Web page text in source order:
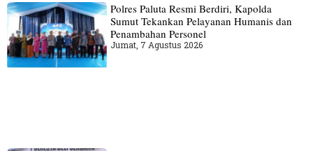
Polres Paluta Resmi Berdiri, Kapolda
Sumut Tekankan Pelayanan Humanis dan
Penambahan Personel
Jumat, 7 Agustus 2026